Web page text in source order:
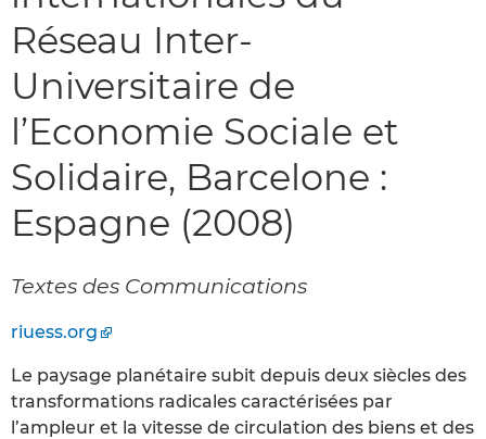
Réseau Inter-
Universitaire de
l’Economie Sociale et
Solidaire, Barcelone :
Espagne (2008)
Textes des Communications
riuess.org
Le paysage planétaire subit depuis deux siècles des
transformations radicales caractérisées par
l’ampleur et la vitesse de circulation des biens et des